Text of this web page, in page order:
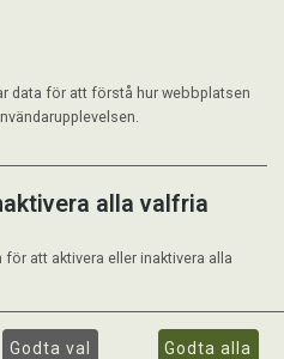
data för att förstå hur webbplatsen
alla valfria
för att aktivera eller inaktivera alla
Godta val Godta alla